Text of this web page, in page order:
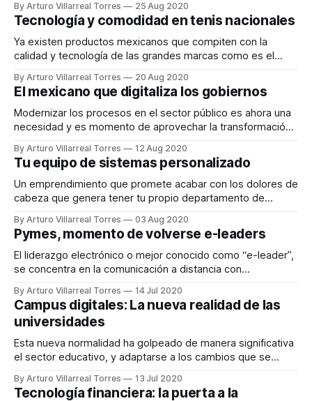
By Arturo Villarreal Torres 25 Aug 2020
Tecnología y comodidad en tenis nacionales
Ya existen productos mexicanos que compiten con la
calidad y tecnología de las grandes marcas como es el
By Arturo Villarreal Torres 20 Aug 2020
El mexicano que digitaliza los gobiernos
Modernizar los procesos en el sector público es ahora una
necesidad y es momento de aprovechar la transformación
By Arturo Villarreal Torres 12 Aug 2020
Tu equipo de sistemas personalizado
Un emprendimiento que promete acabar con los dolores de
cabeza que genera tener tu propio departamento de
By Arturo Villarreal Torres 03 Aug 2020
Pymes, momento de volverse e-leaders
El liderazgo electrónico o mejor conocido como “e-leader”,
se concentra en la comunicación a distancia con
tecnología. El éxito para alcanzarlo radica en lograr
combinar la tecnología de la información y la creatividad
para desarrollar e implementar s
By Arturo Villarreal Torres 14 Jul 2020
Campus digitales: La nueva realidad de las
universidades
Esta nueva normalidad ha golpeado de manera significativa
el sector educativo, y adaptarse a los cambios que se
By Arturo Villarreal Torres 13 Jul 2020
Tecnología financiera: la puerta a la